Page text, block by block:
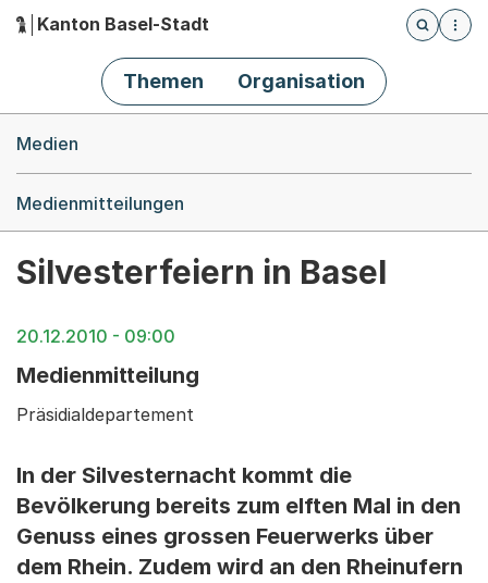
Hauptnavigation
Kanton Basel-Stadt
Öffnet
Themen Organisation
Medien
Medienmitteilungen
Silvesterfeiern in Basel
20.12.2010 - 09:00
Medienmitteilung
Präsidialdepartement
In der Silvesternacht kommt die
Bevölkerung bereits zum elften Mal in den
Genuss eines grossen Feuerwerks über
dem Rhein. Zudem wird an den Rheinufern